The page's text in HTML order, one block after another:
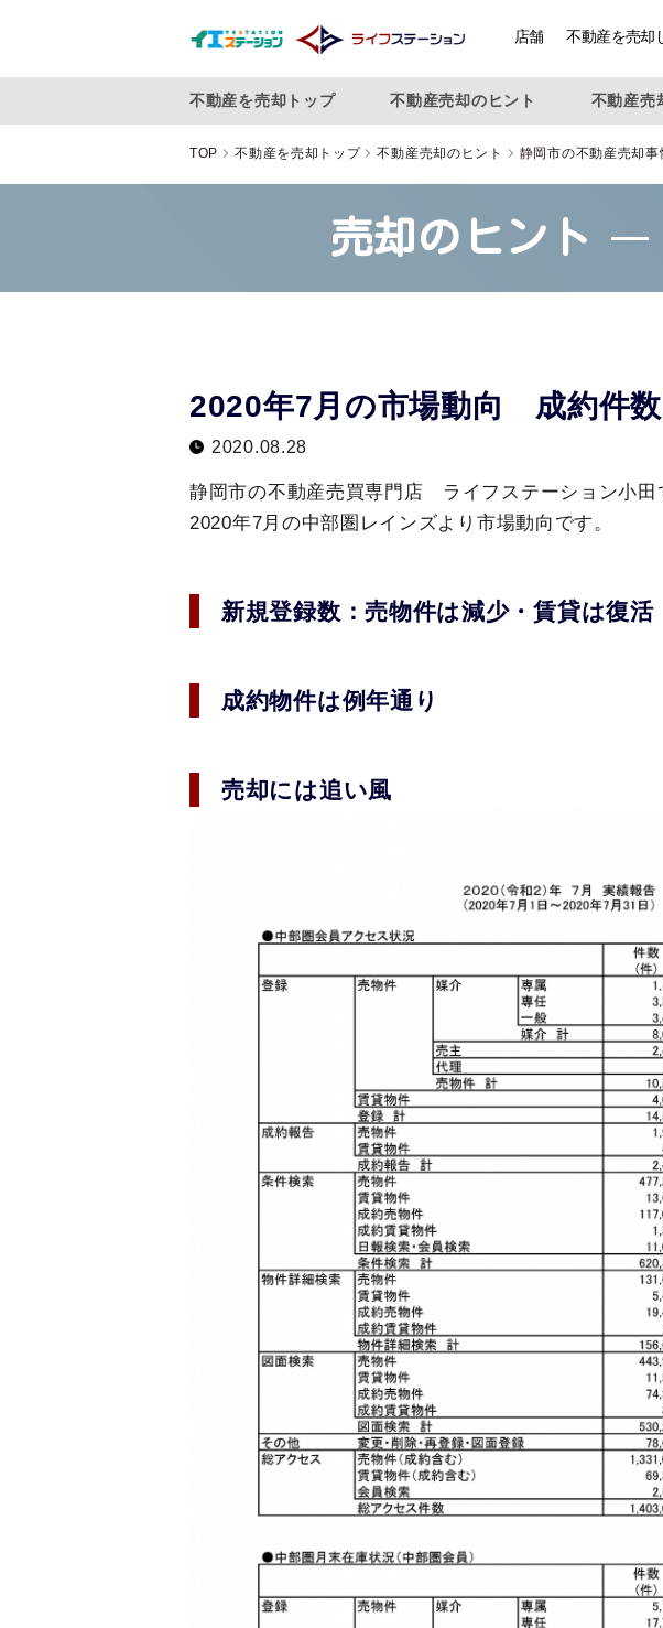
店舗 不動産を売却
不動産を売却トップ 不動産売却のヒント 不動産売
TOP 不動産を売却トップ 不動産売却のヒント 静岡市の不動産売却事
売却のヒント
2020年7月の市場動向 成約件数
2020.08.28
静岡市の不動産売買専門店 ライフステーション小田
2020年7月の中部圏レインズより市場動向です。
新規登録数：売物件は減少・賃貸は復活
成約物件は例年通り
売却には追い風